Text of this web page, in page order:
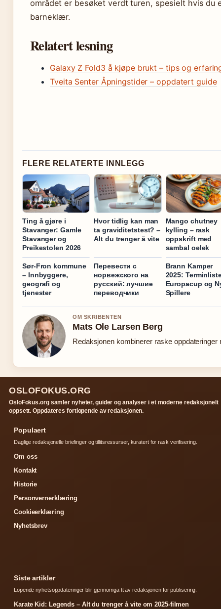
området er besøket verdt turen, spesielt hvis du
barneklær.
Relatert lesning
Galaxy Z Fold3 å kjøpe brukt – tips og
Tveita Senter Åpningstider – oppdatert guide
FLERE RELATERTE INNLEGG
Ting å gjøre i
Stavanger: Gamle
Stavanger og
Preikestolen 2026
Hvor tidlig kan man
ta graviditetstest? –
Alt du trenger å vite
Mango chutney
kylling – rask
oppskrift med
sambal oelek
Sør-Fron kommune
– Innbyggere,
geografi og
tjenester
Перевести с
норвежского на
русский: лучшие
переводчики
Brann Kamper
2025:
Europacup og
Spillere
OM SKRIBENTEN
Mats Ole Larsen Berg
Redaksjonen kombinerer raske oppdateringer
OSLOFOKUS.ORG
OsloFokus.org samler nyheter, guider og analyser i et moderne redaksjonelt
oppsett. Oppdateres fortlopende av redaksjonen.
Populaert
Daglige redaksjonelle briefinger og tillitsressurser, kuratert for rask verifisering.
Om oss
Kontakt
Historie
Personvernerklæring
Cookieerklæring
Nyhetsbrev
Siste artikler
Lopende nyhetsoppdateringer blir gjennomga tt av redaksjonen for publisering.
Karate Kid: Legends – Alt du trenger å vite om 2025-filmen